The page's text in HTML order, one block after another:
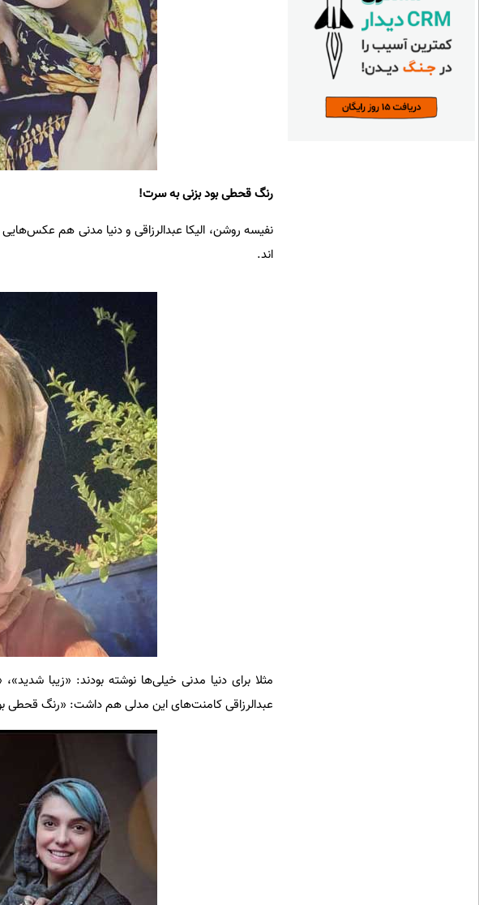
رنگ قحطی بود بزنی به سرت!
نفیسه روشن، الیکا عبدالرزاقی و دنیا مدنی هم
اند.
مثلا برای دنیا مدنی خیلی‌ها نوشته بودند: «زیبا
عبدالرزاقی کامنت‌های این مدلی هم داشت: «رنگ قحطی